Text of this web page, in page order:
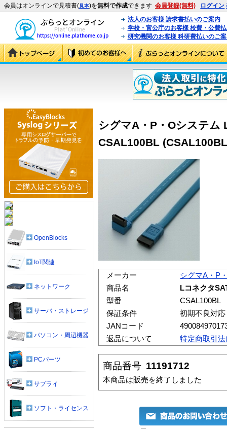
会員はオンラインで見積書(見本)を無料で作成できます 会員登録(無料) ログイン
法人のお客様 請求書払いのご案内
学校・官公庁のお客様 校費・公費
研究機関のお客様 科研費払いのご
シグマA・P・Oシステム
CSAL100BL
メーカー
シグマA・P
商品名
Lコネクタ
型番
CSAL100BL
保証条件
初期不良対
JANコード
返品について
特定商取引
商品番号 11191712
本商品は販売を終了しました
OpenBlocks
IoT関連
ネットワーク
サーバ・ストレージ
パソコン・周辺機器
PCパーツ
サプライ
ソフト・ライセンス